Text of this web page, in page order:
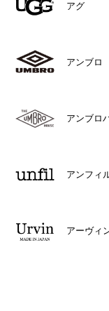
アグ
アンブロ
アンブロ
アンフィ
アーヴィ